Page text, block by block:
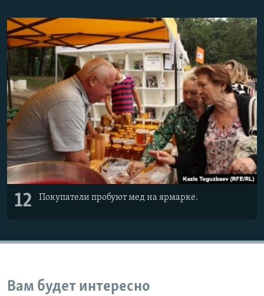
12 Покупатели пробуют мед на ярмарке.
Вам будет интересно